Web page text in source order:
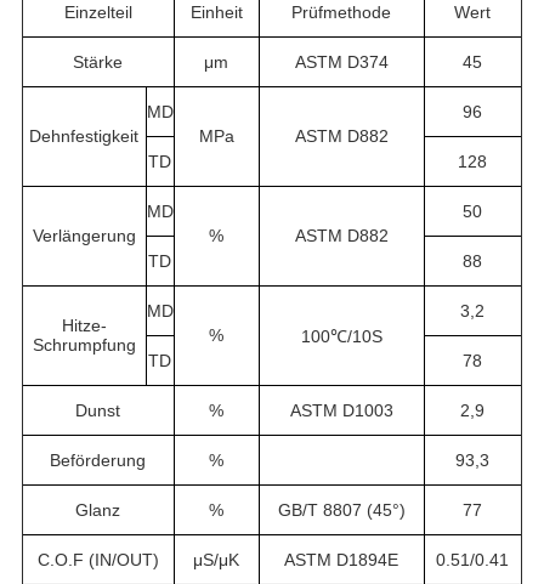
Einzelteil Einheit Prüfmethode Wert
Stärke μm ASTM D374 45
Dehnfestigkeit
MD
MPa
ASTM D882
96
TD 128
Verlängerung
MD
%
ASTM D882
50
TD 88
Hitze-
Schrumpfung
MD
%
100℃/10S
3,2
TD 78
Dunst % ASTM D1003 2,9
Beförderung % 93,3
Glanz % GB/T 8807 (45°) 77
C.O.F (IN/OUT) μS/μK ASTM D1894E 0.51/0.41